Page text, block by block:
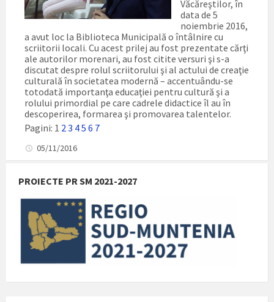
Văcăreştilor, în
data de 5
noiembrie 2016,
a avut loc la Biblioteca Municipală o întâlnire cu
scriitorii locali. Cu acest prilej au fost prezentate cărţi
ale autorilor morenari, au fost citite versuri şi s-a
discutat despre rolul scriitorului şi al actului de creaţie
culturală în societatea modernă – accentuându-se
totodată importanţa educaţiei pentru cultură şi a
rolului primordial pe care cadrele didactice îl au în
descoperirea, formarea şi promovarea talentelor.
Pagini: 1 2 3 45 6 7
05/11/2016
PROIECTE PR SM 2021-2027